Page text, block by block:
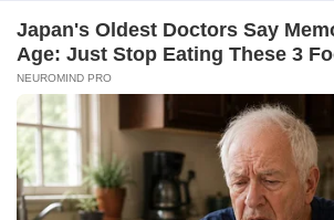
About|
Conditions
|Pedoman Media Siber
© COPYRIGHT 2026 -NEWSARTSTORY.COM.